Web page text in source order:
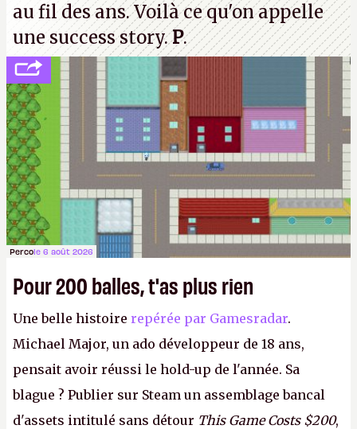
au fil des ans. Voilà ce qu'on appelle
une success story.P.
Percole 6 août 2026
Pour 200 balles, t'as plus rien
Une belle histoire repérée par Gamesradar.
Michael Major, un ado développeur de 18 ans,
pensait avoir réussi le hold-up de l'année. Sa
blague ? Publier sur Steam un assemblage bancal
d'assets intitulé sans détour This Game Costs $200,